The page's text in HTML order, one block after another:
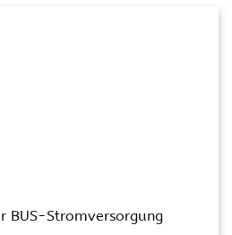
BUS-Stromversorgung